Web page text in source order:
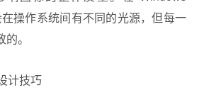
操作系统间有不同的光源，但每一
。